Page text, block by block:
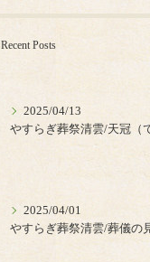
Recent Posts
2025/04/13
やすらぎ葬祭清雲/天冠（
2025/04/01